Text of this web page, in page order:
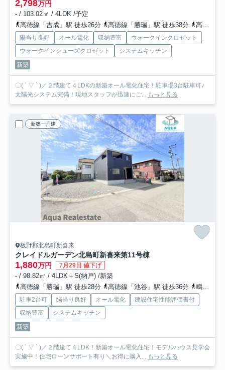
2,798万円
- / 103.02㎡ / 4LDK /予定
高徳線「吉成」駅 徒歩26分
高徳線「勝瑞」駅 徒歩38分 高徳線「池谷」駅 徒歩56分
陽当り良好 オール電化 収納豊富
ウォークインクロゼット
ウォークインシューズクロゼット
システムキッチン
新築
〇( ´ ▽ ` )／２階建て４LDKの新築オール電化住宅！駐車場3台駐車可♪
太陽光システム完備！現地スタッフが迅速にご... もっと見る
新築一戸建
板野郡北島町新喜来
クレイドルガーデン北島町新喜来第11号棟
1,880万円 7月29日 値下げ
- / 98.82㎡ / 4LDK＋S(納戸) /新築
高徳線「勝瑞」駅 徒歩28分
高徳線「池谷」駅 徒歩36分 鳴門線「阿波大谷」駅 徒歩37分
駐車2台可 陽当り良好 オール電化
建設住宅性能評価書付
収納豊富
システムキッチン
新築
〇( ´ ▽ ` )／２階建て４LDK！新築オール電化住宅！モデルハウス見学会
実施中！住宅ローンサポート有り＼お得に購入... もっと見る